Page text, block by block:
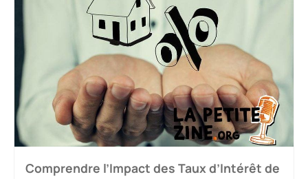
Comprendre l’Impact des Taux d’Intérêt de